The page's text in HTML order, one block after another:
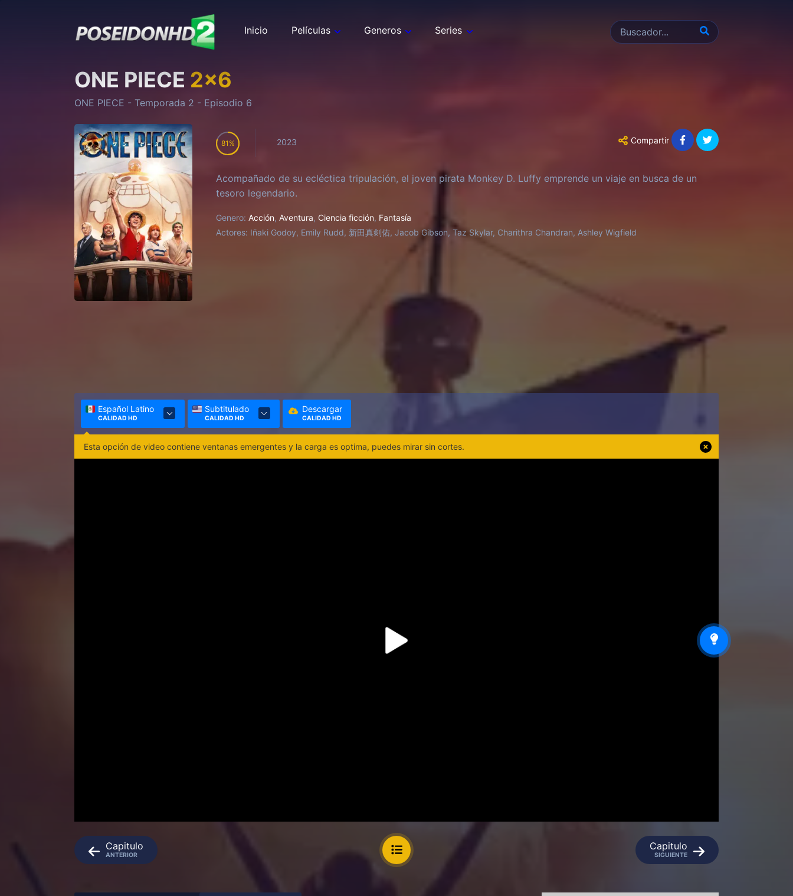
Inicio Películas Generos Series
ONE PIECE 2x6
ONE PIECE - Temporada 2 - Episodio 6
81 2023 Compartir
Acompañado de su ecléctica tripulación, el joven pirata Monkey D. Luffy emprende un viaje en busca de un
tesoro legendario.
Genero: Acción, Aventura, Ciencia ficción, Fantasía
Actores: Iñaki Godoy, Emily Rudd, 新田真剣佑, Jacob Gibson, Taz Skylar, Charithra Chandran, Ashley Wigfield
Español Latino
CALIDAD HD
Subtitulado
CALIDAD HD
Descargar
CALIDAD HD
Esta opción de video contiene ventanas emergentes y la carga es optima, puedes mirar sin cortes.
Capitulo
ANTERIOR
Capitulo
SIGUIENTE